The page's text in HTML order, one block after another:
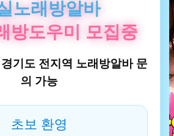
노래방알바
방도우미 모집중
기도 전지역 노래방알바 문
의 가능
초보 환영